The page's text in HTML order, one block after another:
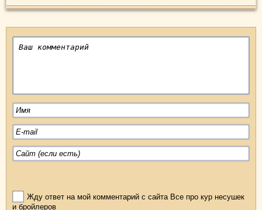
Жду ответ на мой комментарий с сайта Все про кур несушек
и бройлеров